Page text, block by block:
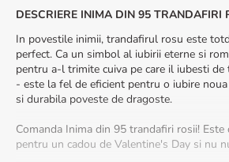
DESCRIERE INIMA DIN 95 TRANDAFIRI
In povestile inimii, trandafirul rosu este
perfect. Ca un simbol al iubirii eterne si
pentru a-l trimite cuiva pe care il iubesti de
- este la fel de eficient pentru o iubire
si durabila poveste de dragoste.
Comanda Inima din 95 trandafiri rosii! Este
pentru un cadou de Valentine's Day si nu